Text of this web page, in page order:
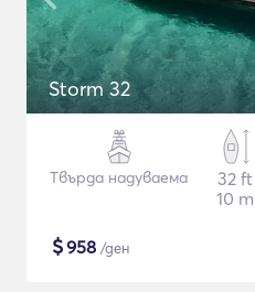
Storm 32
Твърда надуваема
32 ft
10 m
$958 /ден